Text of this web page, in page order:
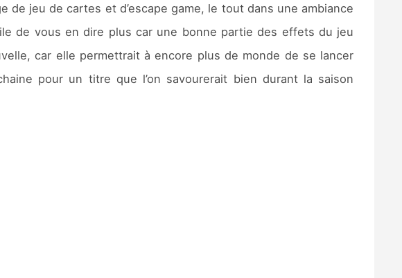
de jeu de cartes et d’escape game, le tout dans une ambiance
de vous en dire plus car une bonne partie des effets du jeu
car elle permettrait à encore plus de monde de se lancer
pour un titre que l’on savourerait bien durant la saison